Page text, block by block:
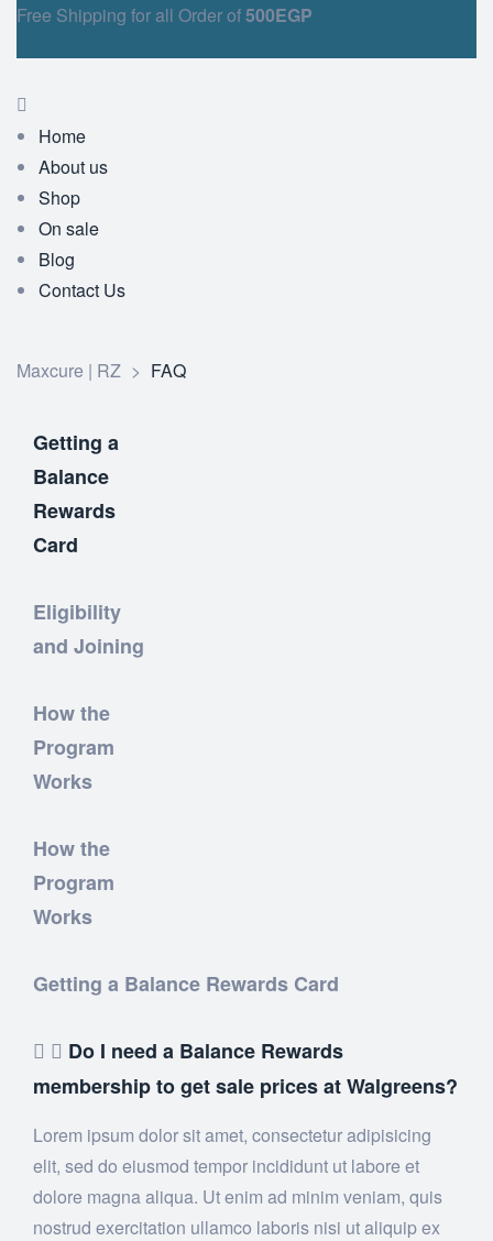
Free Shipping for all Order of500EGP
Home
About us
Shop
On sale
Blog
Contact Us
Maxcure | RZ > FAQ
Getting a
Balance
Rewards
Card
Eligibility
and Joining
How the
Program
Works
How the
Program
Works
Getting a Balance Rewards Card
Do I need a Balance Rewards
membership to get sale prices at Walgreens?
Lorem ipsum dolor sit amet, consectetur adipisicing
elit, sed do eiusmod tempor incididunt ut labore et
dolore magna aliqua. Ut enim ad minim veniam, quis
nostrud exercitation ullamco laboris nisi ut aliquip ex